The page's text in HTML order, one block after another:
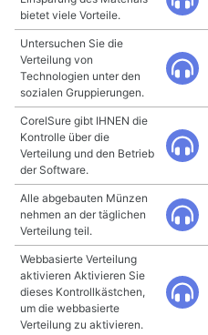
bietet viele Vorteile.
Untersuchen Sie die
Verteilung von
Technologien unter den
sozialen Gruppierungen.
CorelSure gibt IHNEN die
Kontrolle über die
Verteilung und den Betrieb
der Software.
Alle abgebauten Münzen
nehmen an der täglichen
Verteilung teil.
Webbasierte Verteilung
aktivieren Aktivieren Sie
dieses Kontrollkästchen,
um die webbasierte
Verteilung zu aktivieren.